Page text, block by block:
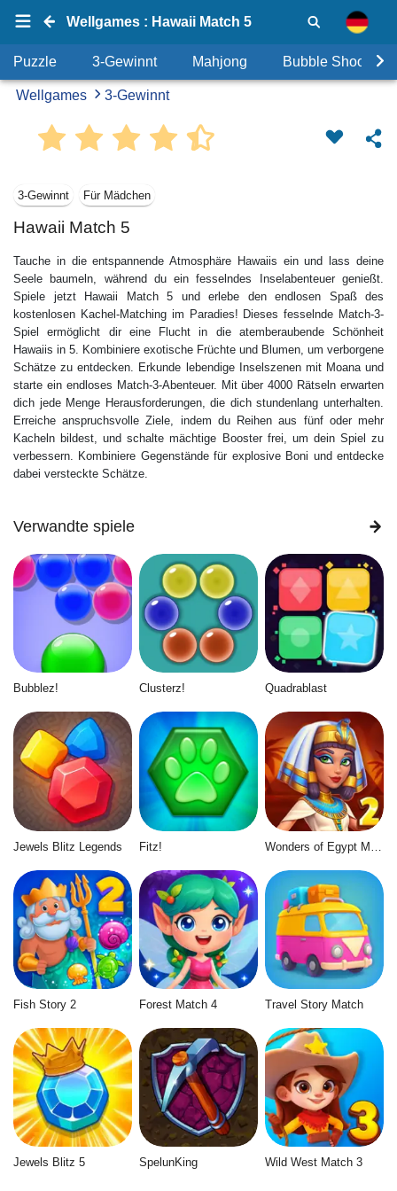
Wellgames : Hawaii Match 5
Puzzle 3-Gewinnt Mahjong Bubble Shooter
Wellgames 3-Gewinnt
3-Gewinnt Für Mädchen
Hawaii Match 5
Tauche in die entspannende Atmosphäre Hawaiis ein und lass deine
Seele baumeln, während du ein fesselndes Inselabenteuer genießt.
Spiele jetzt Hawaii Match 5 und erlebe den endlosen Spaß des
kostenlosen Kachel-Matching im Paradies! Dieses fesselnde Match-3-
Spiel ermöglicht dir eine Flucht in die atemberaubende Schönheit
Hawaiis in 5. Kombiniere exotische Früchte und Blumen, um verborgene
Schätze zu entdecken. Erkunde lebendige Inselszenen mit Moana und
starte ein endloses Match-3-Abenteuer. Mit über 4000 Rätseln erwarten
dich jede Menge Herausforderungen, die dich stundenlang unterhalten.
Erreiche anspruchsvolle Ziele, indem du Reihen aus fünf oder mehr
Kacheln bildest, und schalte mächtige Booster frei, um dein Spiel zu
verbessern. Kombiniere Gegenstände für explosive Boni und entdecke
dabei versteckte Schätze.
Verwandte spiele
Bubblez! Clusterz! Quadrablast
Jewels Blitz Legends Fitz!
Fish Story 2 Forest Match 4 Travel Story Match
Jewels Blitz 5 SpelunKing Wild West Match 3